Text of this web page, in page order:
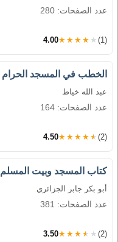
عدد الصفحات: 280
4.00★★★★★ (1)
الخطب في المسجد الحرام
عبد الله خياط
عدد الصفحات: 164
4.50★★★★★ (2)
كتاب المسجد وبيت المسلم
أبو بكر جابر الجزائري
عدد الصفحات: 381
3.50★★★★★ (2)